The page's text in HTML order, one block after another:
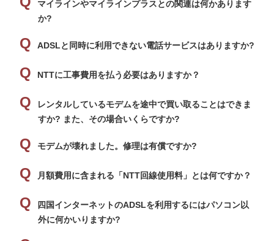
マイラインやマイラインプラスとの関連は何かあります
か?
ADSLと同時に利用できない電話サービスはありますか?
NTTに工事費用を払う必要はありますか？
レンタルしているモデムを途中で買い取ることはできま
すか? また、その場合いくらですか?
モデムが壊れました。修理は有償ですか?
月額費用に含まれる「NTT回線使用料」とは何ですか？
四国インターネットのADSLを利用するにはパソコン以
外に何かいりますか?